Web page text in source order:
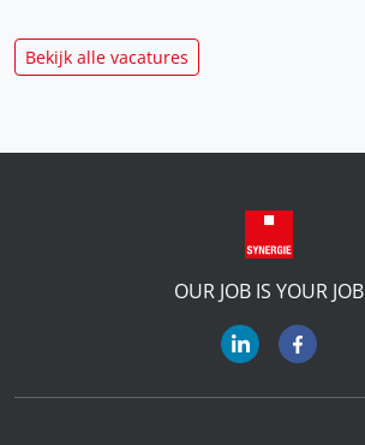
Bekijk alle vacatures
OUR JOB IS YOUR JOB